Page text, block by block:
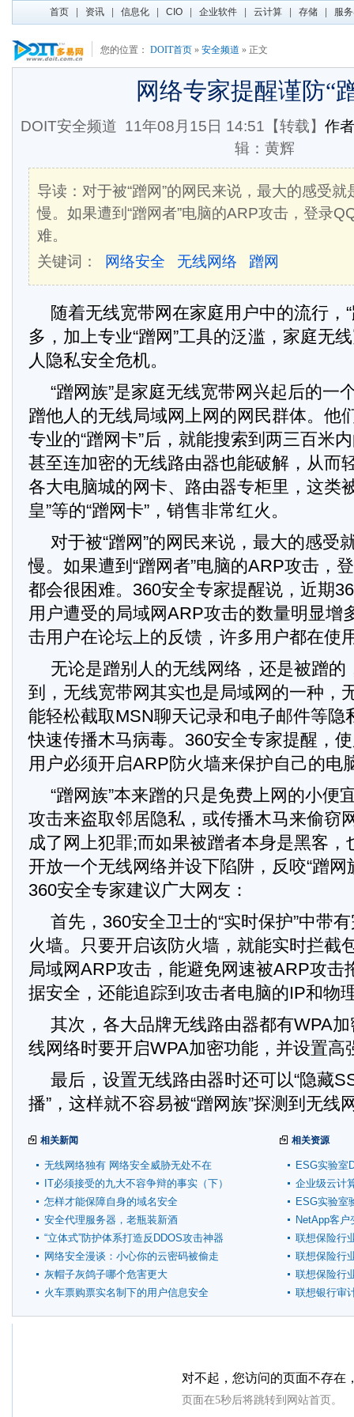
首页 资讯 信息化 CIO 企业软件 云计算 存储 服
您的位置： DOIT首页 » 安全频道 » 正文
网络专家提醒谨防“
DOIT安全频道 11年08月15日 14:51【转载】 作
辑：黄辉
导读：对于被“蹭网”的网民来说，最大的感受
慢。如果遭到“蹭网者”电脑的ARP攻击，登录
难。
关键词：
网络安全 无线网络 蹭网
随着无线宽带网在家庭用户中的流行，
多，加上专业“蹭网”工具的泛滥，家庭无
人隐私安全危机。
“蹭网族”是家庭无线宽带网兴起后的一
蹭他人的无线局域网上网的网民群体。他
专业的“蹭网卡”后，就能搜索到两三百米
甚至连加密的无线路由器也能破解，从而
各大电脑城的网卡、路由器专柜里，这类
皇”等的“蹭网卡”，销售非常红火。
对于被“蹭网”的网民来说，最大的感受
慢。如果遭到“蹭网者”电脑的ARP攻击，
都会很困难。360安全专家提醒说，近期
用户遭受的局域网ARP攻击的数量明显增
击用户在论坛上的反馈，许多用户都在使
无论是蹭别人的无线网络，还是被蹭的
到，无线宽带网其实也是局域网的一种，
能轻松截取MSN聊天记录和电子邮件等隐
快速传播木马病毒。360安全专家提醒，
用户必须开启ARP防火墙来保护自己的电
“蹭网族”本来蹭的只是免费上网的小便
攻击来盗取邻居隐私，或传播木马来偷窃
成了网上犯罪;而如果被蹭者本身是黑客，
开放一个无线网络并设下陷阱，反咬“蹭网
360安全专家建议广大网友：
首先，360安全卫士的“实时保护”中带
火墙。只要开启该防火墙，就能实时拦截
局域网ARP攻击，能避免网速被ARP攻击
据安全，还能追踪到攻击者电脑的IP和物
其次，各大品牌无线路由器都有WPA
线网络时要开启WPA加密功能，并设置高
最后，设置无线路由器时还可以“隐藏
播”，这样就不容易被“蹭网族”探测到无线
相关新闻
无线网络独有 网络安全威胁无处不在
IT必须接受的九大不容争辩的事实（下）
怎样才能保障自身的域名安全
安全代理服务器，老瓶装新酒
“立体式”防护体系打造反DDOS攻击神器
网络安全漫谈：小心你的云密码被偷走
灰帽子灰鸽子哪个危害更大
火车票购票实名制下的用户信息安全
相关资源
ESG实验室
企业级云计
ESG实验室
NetApp客
联想保险行
联想保险行
联想保险行
联想银行审